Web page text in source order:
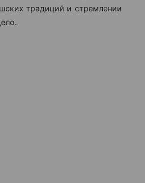
традиций и стремлении